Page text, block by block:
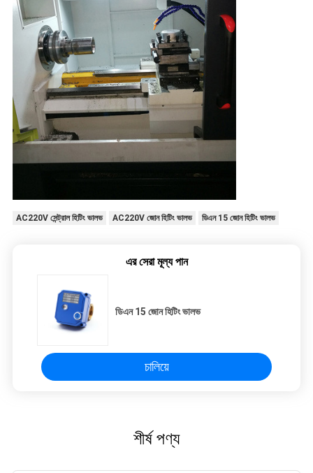
AC220V সেন্ট্রাল হিটিং ভালভ AC220V জোন হিটিং ভালভ ডিএন 15 জোন হিটিং ভালভ
এর সেরা মূল্য পান
ডিএন 15 জোন হিটিং ভালভ
চালিয়ে
শীর্ষ পণ্য